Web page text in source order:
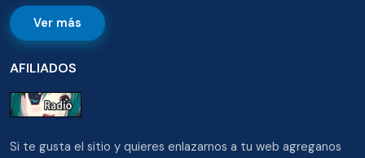
Ver más
AFILIADOS
Si te gusta el sitio y quieres enlazarnos a tu web agreganos